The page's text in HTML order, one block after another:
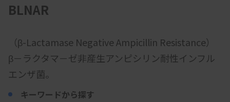
BLNAR
（β-Lactamase Negative Ampicillin Resistance）
β－ラクタマ－ゼ非産生アンピシリン耐性インフル
エンザ菌。
キーワードから探す